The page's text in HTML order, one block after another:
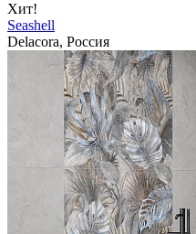
Хит!
Seashell
Delacora, Россия